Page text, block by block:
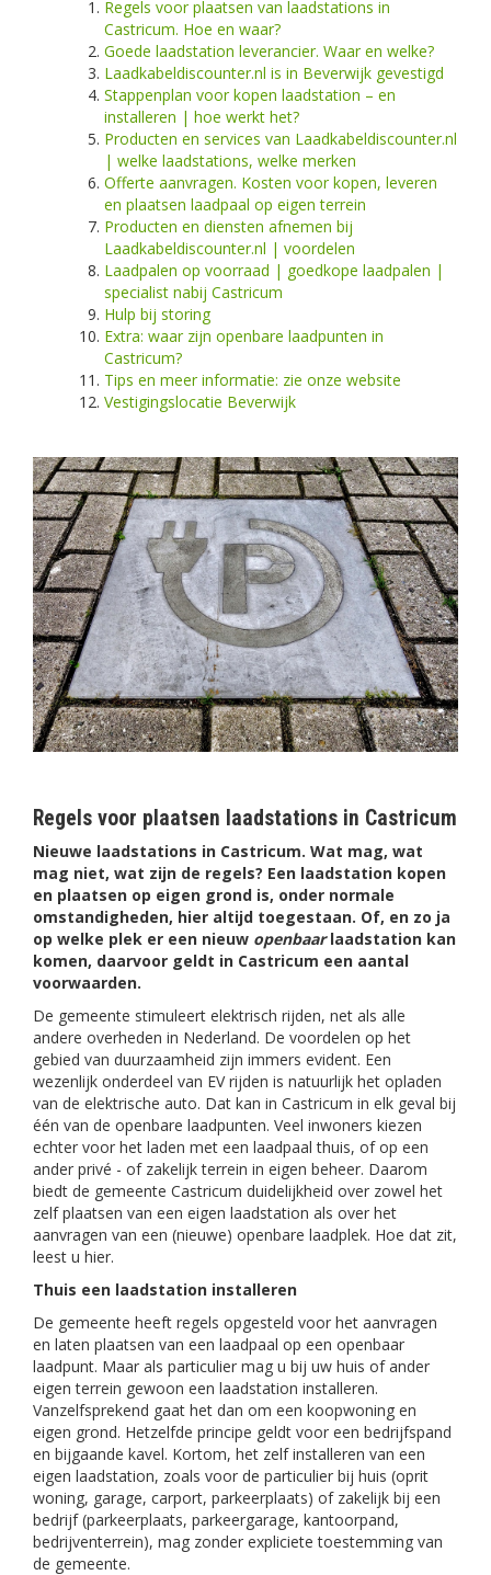
Regels voor plaatsen van laadstations in
Castricum. Hoe en waar?
Goede laadstation leverancier. Waar en welke?
Laadkabeldiscounter.nl is in Beverwijk gevestigd
Stappenplan voor kopen laadstation – en
installeren | hoe werkt het?
Producten en services van Laadkabeldiscounter.nl
| welke laadstations, welke merken
Offerte aanvragen. Kosten voor kopen, leveren
en plaatsen laadpaal op eigen terrein
Producten en diensten afnemen bij
Laadkabeldiscounter.nl | voordelen
Laadpalen op voorraad | goedkope laadpalen |
specialist nabij Castricum
Hulp bij storing
Extra: waar zijn openbare laadpunten in
Castricum?
Tips en meer informatie: zie onze website
Vestigingslocatie Beverwijk
Regels voor plaatsen laadstations in Castricum
Nieuwe laadstations in Castricum. Wat mag, wat
mag niet, wat zijn de regels? Een laadstation kopen
en plaatsen op eigen grond is, onder normale
omstandigheden, hier altijd toegestaan. Of, en zo ja
op welke plek er een nieuw openbaarlaadstation kan
komen, daarvoor geldt in Castricum een aantal
voorwaarden.
De gemeente stimuleert elektrisch rijden, net als alle
andere overheden in Nederland. De voordelen op het
gebied van duurzaamheid zijn immers evident. Een
wezenlijk onderdeel van EV rijden is natuurlijk het opladen
van de elektrische auto. Dat kan in Castricum in elk geval bij
één van de openbare laadpunten. Veel inwoners kiezen
echter voor het laden met een laadpaal thuis, of op een
ander privé - of zakelijk terrein in eigen beheer. Daarom
biedt de gemeente Castricum duidelijkheid over zowel het
zelf plaatsen van een eigen laadstation als over het
aanvragen van een (nieuwe) openbare laadplek. Hoe dat zit,
leest u hier.
Thuis een laadstation installeren
De gemeente heeft regels opgesteld voor het aanvragen
en laten plaatsen van een laadpaal op een openbaar
laadpunt. Maar als particulier mag u bij uw huis of ander
eigen terrein gewoon een laadstation installeren.
Vanzelfsprekend gaat het dan om een koopwoning en
eigen grond. Hetzelfde principe geldt voor een bedrijfspand
en bijgaande kavel. Kortom, het zelf installeren van een
eigen laadstation, zoals voor de particulier bij huis (oprit
woning, garage, carport, parkeerplaats) of zakelijk bij een
bedrijf (parkeerplaats, parkeergarage, kantoorpand,
bedrijventerrein), mag zonder expliciete toestemming van
de gemeente.